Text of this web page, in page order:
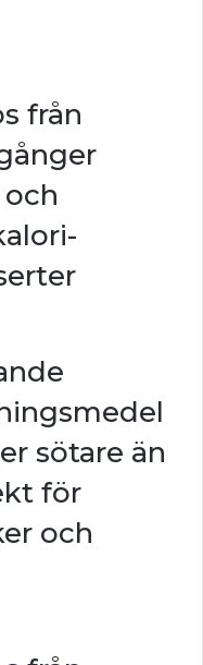
från
sötare än
för
och